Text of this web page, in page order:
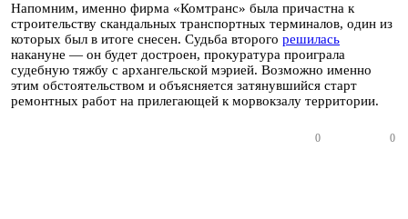
Напомним, именно фирма «Комтранс» была причастна к
строительству скандальных транспортных терминалов, один из
которых был в итоге снесен. Судьба второго решилась
накануне — он будет достроен, прокуратура проиграла
судебную тяжбу с архангельской мэрией. Возможно именно
этим обстоятельством и объясняется затянувшийся старт
ремонтных работ на прилегающей к морвокзалу территории.
0 0